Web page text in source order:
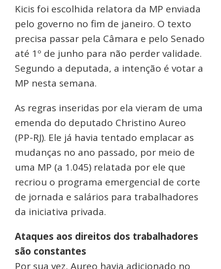
Kicis foi escolhida relatora da MP enviada
pelo governo no fim de janeiro. O texto
precisa passar pela Câmara e pelo Senado
até 1º de junho para não perder validade.
Segundo a deputada, a intenção é votar a
MP nesta semana.
As regras inseridas por ela vieram de uma
emenda do deputado Christino Aureo
(PP-RJ). Ele já havia tentado emplacar as
mudanças no ano passado, por meio de
uma MP (a 1.045) relatada por ele que
recriou o programa emergencial de corte
de jornada e salários para trabalhadores
da iniciativa privada.
Ataques aos direitos dos trabalhadores
são constantes
Por sua vez, Aureo havia adicionado no